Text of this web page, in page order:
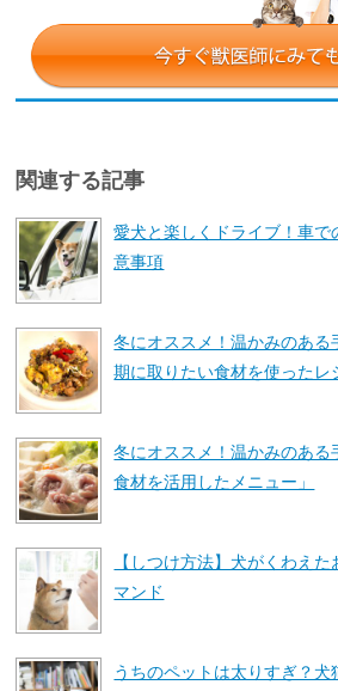
関連する記事
愛犬と楽しくドライブ！車で
意事項
冬にオススメ！温かみのあ
期に取りたい食材を使ったレ
冬にオススメ！温かみのあ
食材を活用したメニュー」
【しつけ方法】犬がくわえ
マンド
うちのペットは太りすぎ？